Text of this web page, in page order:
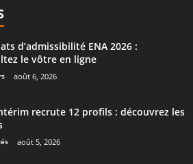
d’admissibilité ENA 2026 :
le vôtre en ligne
août 6, 2026
recrute 12 profils : découvrez les
août 5, 2026